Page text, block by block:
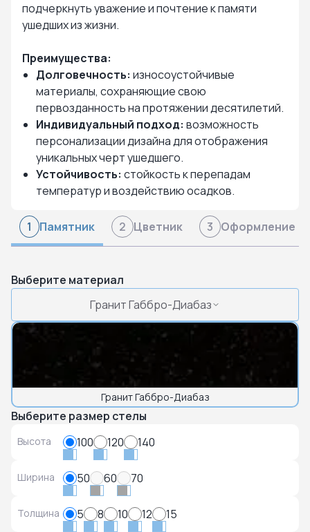
подчеркнуть уважение и почтение к памяти
ушедших из жизни.
Преимущества:
Долговечность: износоустойчивые
материалы, сохраняющие свою
первозданность на протяжении десятилетий.
Индивидуальный подход: возможность
персонализации дизайна для отображения
уникальных черт ушедшего.
Устойчивость: стойкость к перепадам
температур и воздействию осадков.
1 Памятник 2 Цветник 3 Оформление
Выберите материал
Гранит Габбро-Диабаз
Гранит Габбро-Диабаз
Выберите размер стелы
Высота 100 120 140
Ширина 50 60 70
Толщина 5 8 10 12
15